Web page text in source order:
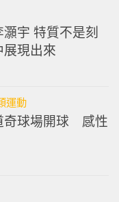
宇 特質不是刻
展現出來
運動
奇球場開球 感性